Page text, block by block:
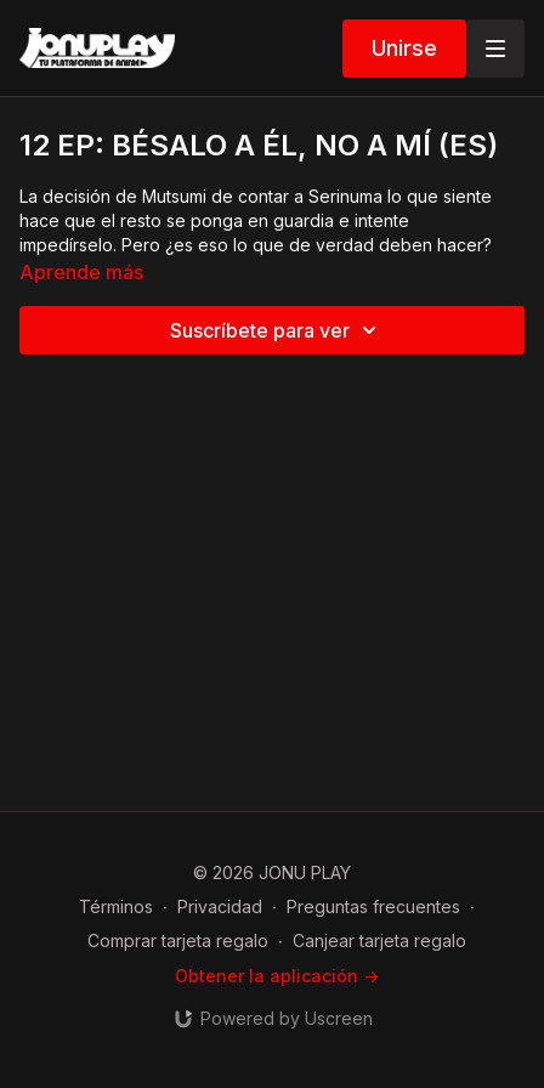
Unirse
12 EP: BÉSALO A ÉL, NO A MÍ (ES)
La decisión de Mutsumi de contar a Serinuma lo que siente
hace que el resto se ponga en guardia e intente
impedírselo. Pero ¿es eso lo que de verdad deben hacer?
Aprende más
Suscríbete para ver
© 2026 JONU PLAY
Términos ∙ Privacidad ∙ Preguntas frecuentes ∙
Comprar tarjeta regalo ∙ Canjear tarjeta regalo
Obtener la aplicación ->
Powered by Uscreen